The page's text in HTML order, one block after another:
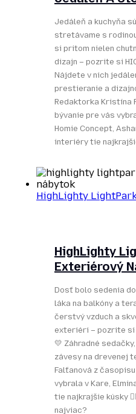
Jedáleň a kuchyňa
stretávame s
si pritom nielen
dizajn – pozrite si
Nájdete v nich
prestieranie a
Redaktorka Kristína
bývanie pre vás
Homie Concept,
interiéry tie najkrajšie
HighLighty
HighLighty
Exteriérový
Dosť bolo sedenia
láka na balkóny a
čerstvý vzduch a
exteriéri – pozrite si
💛 Záhradné
závesy na drevenej
Falťanová z
vybrala v Kare,
tie najkrajšie kúsky
najviac?